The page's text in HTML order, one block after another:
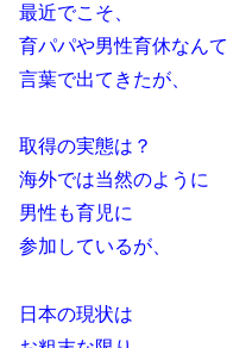
最近でこそ、
育パパや男性育休なんて
言葉で出てきたが、
取得の実態は？
海外では当然のように
男性も育児に
参加しているが、
日本の現状は